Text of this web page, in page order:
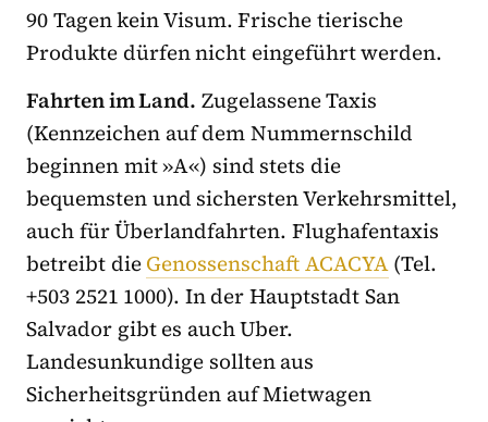
90 Tagen kein Visum. Frische tierische
Produkte dürfen nicht eingeführt werden.
Fahrten im Land. Zugelassene Taxis
(Kennzeichen auf dem Nummernschild
beginnen mit »A«) sind stets die
bequemsten und sichersten Verkehrsmittel,
auch für Überlandfahrten. Flughafentaxis
betreibt dieGenossenschaft ACACYA(Tel.
+503 2521 1000). In der Hauptstadt San
Salvador gibt es auch Uber.
Landesunkundige sollten aus
Sicherheitsgründen auf Mietwagen